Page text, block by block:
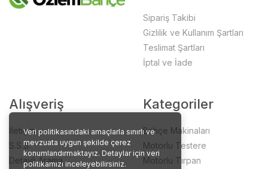
Veri politikasındaki amaçlarla sınırlı ve
mevzuata uygun şekilde çerez
konumlandırmaktayız. Detaylar için veri
politikamızı inceleyebilirsiniz.
Sipariş Takibi
Gizlilik ve Kullanım Şartları
Teslimat Şartları
İptal ve İade
Alışveriş
İletişim
S.S.S.
Detaylı Arama
Kategoriler
Bahçe Makinaları
Motorlu Testere
Motorlu Tırpan